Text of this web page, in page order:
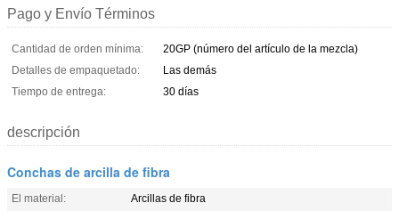
Pago y Envío Términos
Cantidad de orden mínima:
20GP (número del artículo de la mezcla)
Detalles de empaquetado:
Las demás
Tiempo de entrega:
30 días
descripción
Conchas de arcilla de fibra
El material:
Arcillas de fibra